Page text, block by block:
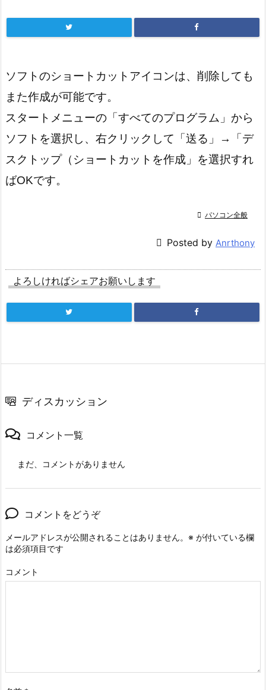
ソフトのショートカットアイコンは、削除しても
また作成が可能です。
スタートメニューの「すべてのプログラム」から
ソフトを選択し、右クリックして「送る」→「デ
スクトップ（ショートカットを作成」を選択すれ
ばOKです。
 パソコン全般
 Posted by Anrthony
よろしければシェアお願いします
ディスカッション
コメント一覧
まだ、コメントがありません
コメントをどうぞ
メールアドレスが公開されることはありません。 ※ が付いている欄
は必須項目です
コメント